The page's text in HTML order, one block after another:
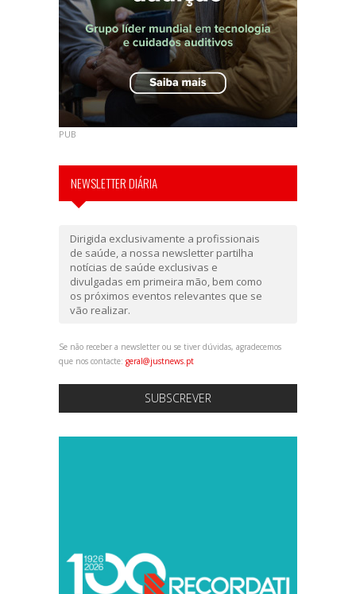
PUB
NEWSLETTER DIÁRIA
Dirigida exclusivamente a profissionais
de saúde, a nossa newsletter partilha
notícias de saúde exclusivas e
divulgadas em primeira mão, bem como
os próximos eventos relevantes que se
vão realizar.
Se não receber a newsletter ou se tiver dúvidas, agradecemos
que nos contacte: geral@justnews.pt
SUBSCREVER